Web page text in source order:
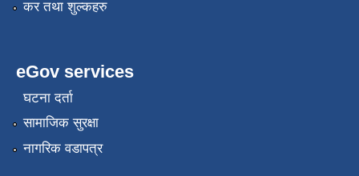
कर तथा शुल्कहरु
eGov services
घटना दर्ता
सामाजिक सुरक्षा
नागरिक वडापत्र